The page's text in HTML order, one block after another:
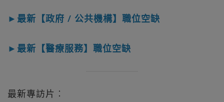
►最新【政府 / 公共機構】職位空缺
►最新【醫療服務】職位空缺
最新專訪片︰